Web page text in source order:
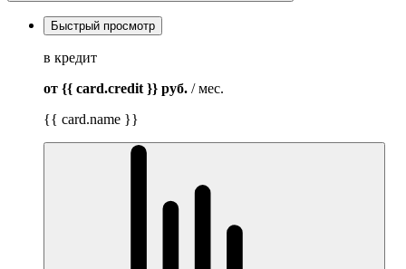
Быстрый просмотр
в кредит
от {{ card.credit }} руб. / мес.
{{ card.name }}